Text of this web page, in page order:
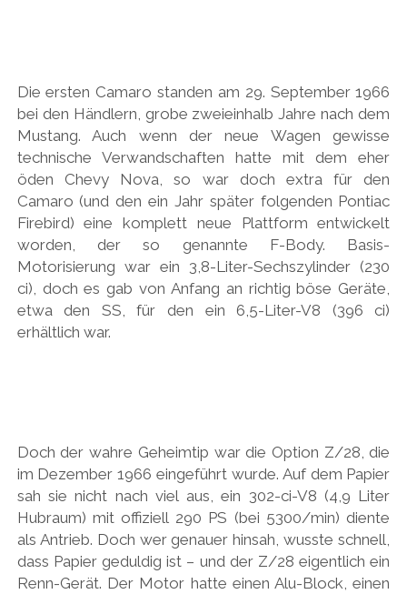
VORKRIEG
WEITERE TEUTONEN
Die ersten Camaro standen am 29. September 1966
bei den Händlern, grobe zweieinhalb Jahre nach dem
Mustang. Auch wenn der neue Wagen gewisse
technische Verwandschaften hatte mit dem eher
öden Chevy Nova, so war doch extra für den
Camaro (und den ein Jahr später folgenden Pontiac
Firebird) eine komplett neue Plattform entwickelt
worden, der so genannte F-Body. Basis-
Motorisierung war ein 3,8-Liter-Sechszylinder (230
ci), doch es gab von Anfang an richtig böse Geräte,
etwa den SS, für den ein 6,5-Liter-V8 (396 ci)
erhältlich war.
Doch der wahre Geheimtip war die Option Z/28, die
im Dezember 1966 eingeführt wurde. Auf dem Papier
sah sie nicht nach viel aus, ein 302-ci-V8 (4,9 Liter
Hubraum) mit offiziell 290 PS (bei 5300/min) diente
als Antrieb. Doch wer genauer hinsah, wusste schnell,
dass Papier geduldig ist – und der Z/28 eigentlich ein
Renn-Gerät. Der Motor hatte einen Alu-Block, einen